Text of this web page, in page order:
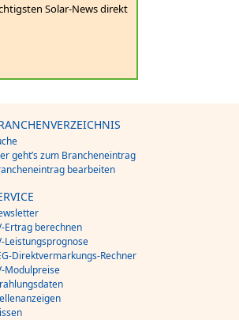
Solar-News direkt
geht’s zum Brancheneintrag
bearbeiten
Ertrag berechnen
Leistungsprognose
Direktvermarkungs-Rechner
Modulpreise